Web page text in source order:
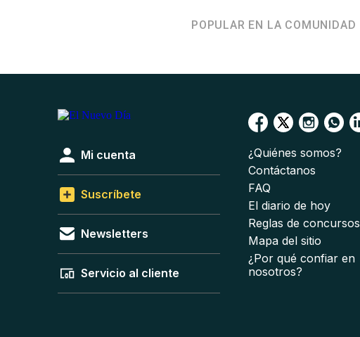
POPULAR EN LA COMUNIDAD
Mi cuenta
Suscríbete
Newsletters
Servicio al cliente
¿Quiénes somos?
Contáctanos
FAQ
El diario de hoy
Reglas de concursos
Mapa del sitio
¿Por qué confiar en
nosotros?